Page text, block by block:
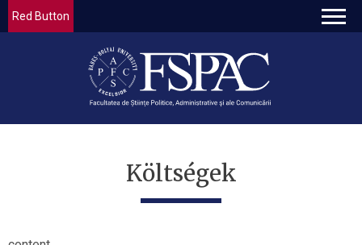
Red Button
Költségek